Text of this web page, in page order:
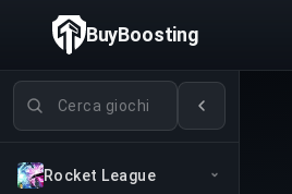
Cerca giochi
Rocket League
BuyBoosting